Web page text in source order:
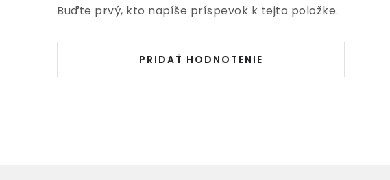
Buďte prvý, kto napíše príspevok k tejto položke.
PRIDAŤ HODNOTENIE